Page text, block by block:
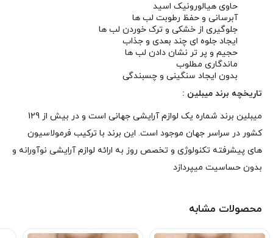
حاوی هیالورونیک اسید
آبرسانی و حفظ رطوبت لب ها
جلوگیری از خشکی و ترک خوردن لب ها
ایجاد جلوه ای چند بعدی و جذاب
حجیم و پر تر نشان دادن لب ها
ماندگاری مطلوب
بدون ایجاد سنگینی و چسبندگی
تاریخچه برند میبلین :
میبلین برند شماره یک لوازم آرایشی جهانی است و در بیش از 129
کشور در سراسر جهان موجود است. این برند با ترکیب فرمولاسیون
های پیشرفته تکنولوژی و تخصص روز به ارائه لوازم آرایشی نوآورانه و
بدون حساسیت میپردازد
محصولات مشابه